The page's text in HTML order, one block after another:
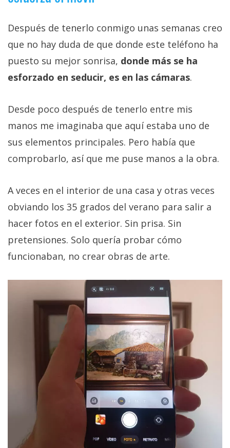
Después de tenerlo conmigo unas semanas creo
que no hay duda de que donde este teléfono ha
puesto su mejor sonrisa, donde más se ha
esforzado en seducir, es en las cámaras.
Desde poco después de tenerlo entre mis
manos me imaginaba que aquí estaba uno de
sus elementos principales. Pero había que
comprobarlo, así que me puse manos a la obra.
A veces en el interior de una casa y otras veces
obviando los 35 grados del verano para salir a
hacer fotos en el exterior. Sin prisa. Sin
pretensiones. Solo quería probar cómo
funcionaban, no crear obras de arte.